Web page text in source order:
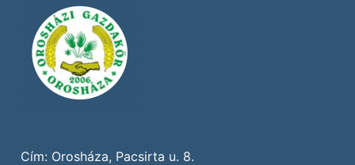
Cím: Orosháza, Pacsirta u. 8.